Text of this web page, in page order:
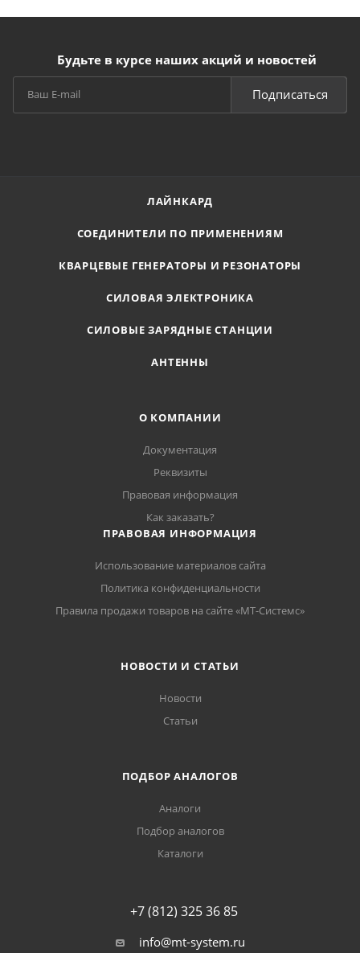
Будьте в курсе наших акций и новостей
Подписаться
ЛАЙНКАРД
СОЕДИНИТЕЛИ ПО ПРИМЕНЕНИЯМ
КВАРЦЕВЫЕ ГЕНЕРАТОРЫ И РЕЗОНАТОРЫ
СИЛОВАЯ ЭЛЕКТРОНИКА
СИЛОВЫЕ ЗАРЯДНЫЕ СТАНЦИИ
АНТЕННЫ
О КОМПАНИИ
Документация
Реквизиты
Правовая информация
Как заказать?
ПРАВОВАЯ ИНФОРМАЦИЯ
Использование материалов сайта
Политика конфиденциальности
Правила продажи товаров на сайте «МТ-Системс»
НОВОСТИ И СТАТЬИ
Новости
Статьи
ПОДБОР АНАЛОГОВ
Аналоги
Подбор аналогов
Каталоги
+7 (812) 325 36 85
info@mt-system.ru